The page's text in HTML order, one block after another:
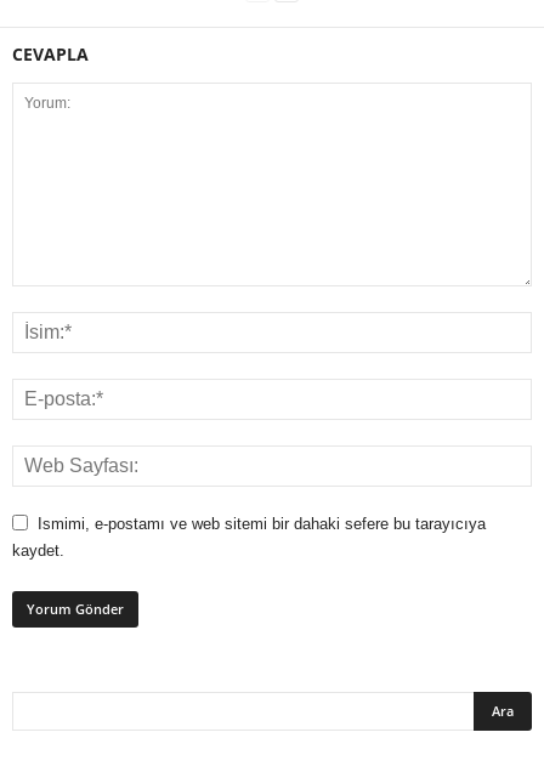
CEVAPLA
Ismimi, e-postamı ve web sitemi bir dahaki sefere bu tarayıcıya
kaydet.